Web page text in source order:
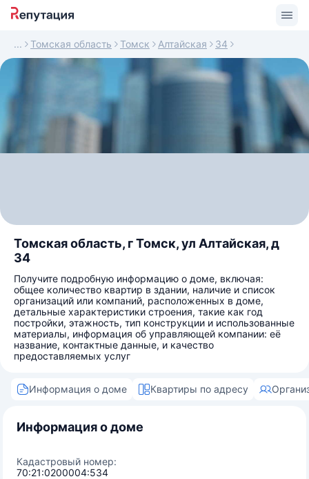
Томская область Томск Алтайская 34
Томская область, г Томск, ул Алтайская, д
34
Получите подробную информацию о доме, включая:
общее количество квартир в здании, наличие и список
организаций или компаний, расположенных в доме,
детальные характеристики строения, такие как год
постройки, этажность, тип конструкции и использованные
материалы, информация об управляющей компании: её
название, контактные данные, и качество
предоставляемых услуг
Информация о доме Квартиры по адресу
Информация о доме
Кадастровый номер:
70:21:0200004:534